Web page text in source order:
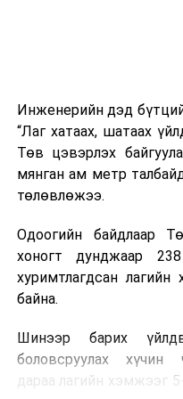
өдөр тутмын ажлын
практик ур чадварыг
Сургалтыг
жишээнд суурилсан
танилцах, онцгой
онол, практик
байна.
зохион байгуулах
Нийслэлийн тээврийн
төв болон Тээврийн
Инженерийн дэд
“Лаг хатаах, шатаах
Төв цэвэрлэх
мянган ам метр
төлөвлөжээ.
Одоогийн байдлаар
хоногт дунджаар
хуримтлагдсан
байна.
Шинээр барих
боловсруулах хүчин
дараа лагийн хэмжээг